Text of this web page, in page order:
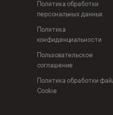
Политика обработки
персональных данных
Политика
конфиденциальности
Пользовательское
соглашение
Политика обработки
Cookie